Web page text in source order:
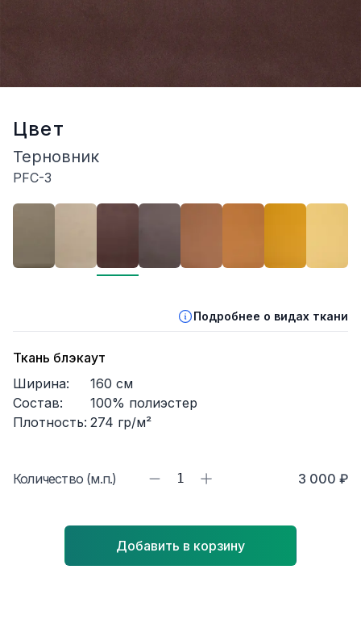
Цвет
Терновник
PFC-3
Подробнее о видах ткани
Ткань блэкаут
Ширина:
160 см
Состав:
100% полиэстер
Плотность: 274 гр/м²
Количество (м.п.) 1 3 000 ₽
Добавить в корзину